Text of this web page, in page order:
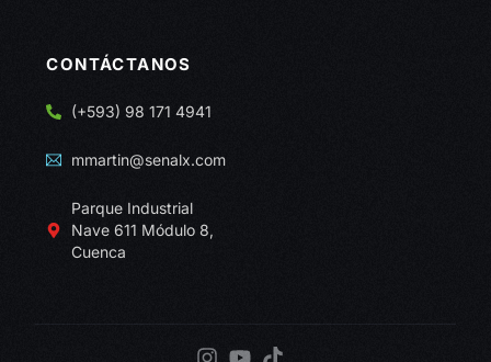
CONTÁCTANOS
(+593) 98 171 4941
mmartin@senalx.com
Parque Industrial
Nave 611 Módulo 8,
Cuenca